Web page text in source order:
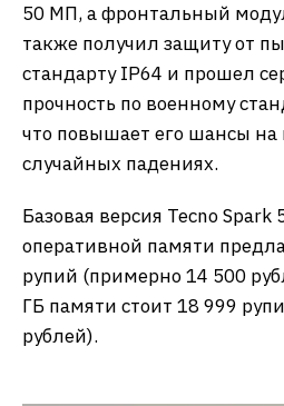
50 МП, а фронтальный
также получил защиту от
стандарту IP64 и прошел
прочность по военному
что повышает его шансы
случайных падениях.
Базовая версия Tecno Spark
оперативной памяти
рупий (примерно 14 500
ГБ памяти стоит 18 999
рублей).